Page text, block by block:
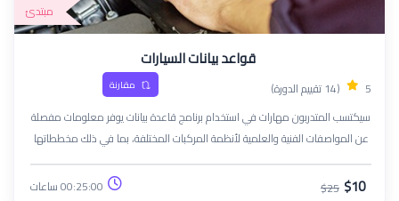
مبتدئ
قواعد بيانات السيارات
5 (14 تقييم الدورة) مقارنة
سيكتسب المتدربون مهارات في استخدام برنامج قاعدة بيانات يوفر معلومات مفصلة
عن المواصفات الفنية والعلمية لأنظمة المركبات المختلفة، بما في ذلك مخططاتها
الكهربائية والميكانيكية.
$10
$25 00:25:00 ساعات